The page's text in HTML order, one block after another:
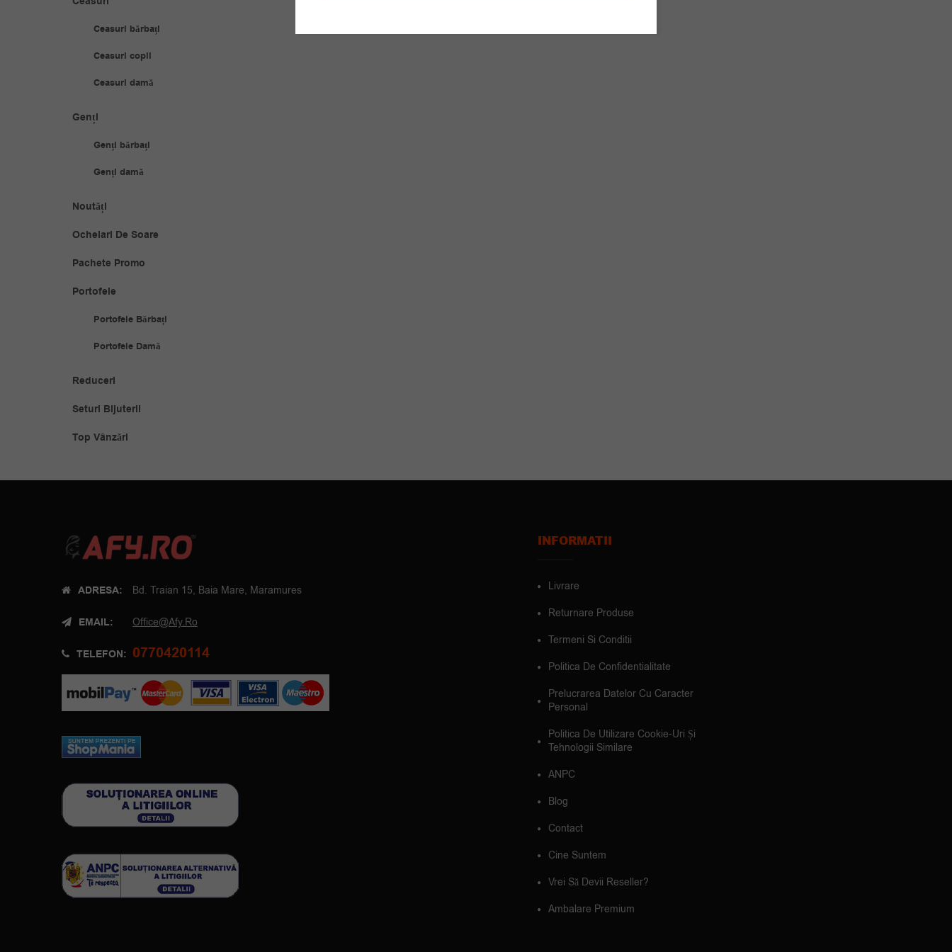
Ceasuri bărbați
Ceasuri copii
Ceasuri damă
Genți
Genți bărbați
Genți damă
Noutăți
Ochelari De Soare
Pachete Promo
Portofele
Portofele Bărbați
Portofele Damă
Reduceri
Seturi Bijuterii
Top Vânzări
ADRESA: Bd. Traian 15, Baia Mare, Maramures
EMAIL: Office@afy.ro
TELEFON: 0770420114
INFORMATII
Livrare
Returnare Produse
Termeni Si Conditii
Politica De Confidentialitate
Prelucrarea Datelor Cu Caracter
Personal
Politica De Utilizare Cookie-Uri Și
Tehnologii Similare
ANPC
Blog
Contact
Cine Suntem
Vrei Să Devii Reseller?
Ambalare Premium